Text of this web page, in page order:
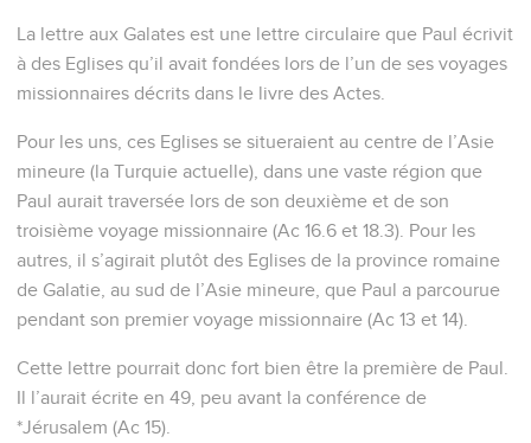
La lettre aux Galates est une lettre circulaire que Paul écrivit
à des Eglises qu’il avait fondées lors de l’un de ses voyages
missionnaires décrits dans le livre des Actes.
Pour les uns, ces Eglises se situeraient au centre de l’Asie
mineure (la Turquie actuelle), dans une vaste région que
Paul aurait traversée lors de son deuxième et de son
troisième voyage missionnaire (Ac 16.6 et 18.3). Pour les
autres, il s’agirait plutôt des Eglises de la province romaine
de Galatie, au sud de l’Asie mineure, que Paul a parcourue
pendant son premier voyage missionnaire (Ac 13 et 14).
Cette lettre pourrait donc fort bien être la première de Paul.
Il l’aurait écrite en 49, peu avant la conférence de
*Jérusalem (Ac 15).